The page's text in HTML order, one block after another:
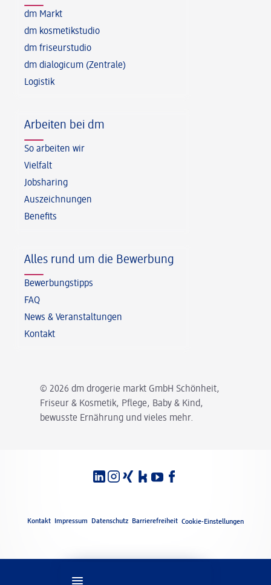
© 2026 dm drogerie markt GmbH Schönheit,
Friseur & Kosmetik, Pflege, Baby & Kind,
bewusste Ernährung und vieles mehr.
dm Markt
dm kosmetikstudio
dm friseurstudio
dm dialogicum (Zentrale)
Logistik
Arbeiten bei dm
So arbeiten wir
Vielfalt
Jobsharing
Auszeichnungen
Benefits
Alles rund um die Bewerbung
Bewerbungstipps
FAQ
News & Veranstaltungen
Kontakt
Rechtliches
Kontakt Impressum Datenschutz Barrierefreiheit Cookie-Einstellungen